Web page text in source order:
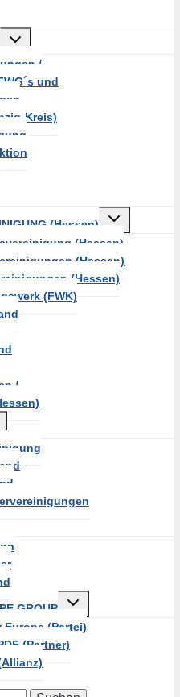
Untermenü
erweitern
/
und
Kreis)
(Hessen)
Untermenü
(Hessen)
(Hessen)
(Hessen)
(FWK)
/
GROUP
Untermenü
Europe (Partei)
(Partner)